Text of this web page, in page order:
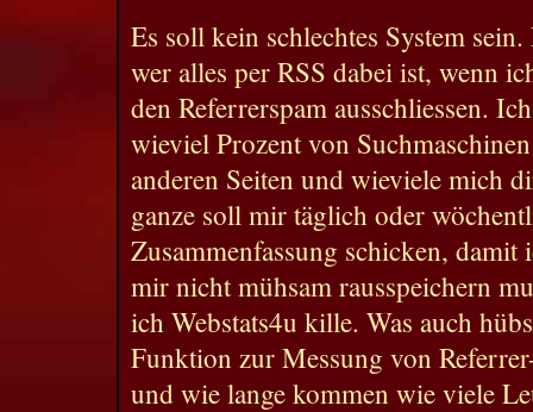
Es soll kein schlechtes System
wer alles per RSS dabei ist, wenn
den Referrerspam ausschliessen.
wieviel Prozent von
anderen Seiten und wieviele mich
ganze soll mir täglich oder
Zusammenfassung schicken, damit
mir nicht mühsam rausspeichern
ich Webstats4u kille. Was auch
Funktion zur Messung von
und wie lange kommen wie viele